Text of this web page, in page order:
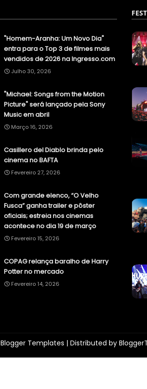
"Homem-Aranha: Um Novo Dia"
entra para o Top 3 de filmes mais
vendidos de 2026 na Ingresso.com
Julho 30, 2026
"Michael: Songs from the Motion
Picture" será lançado pela Sony
Music em abril
Março 16, 2026
Casillero del Diablo brinda pelo
cinema no BAFTA
Fevereiro 27, 2026
Com grande elenco, “O Velho
Fusca” ganha trailer e pôster
oficiais; estreia nos cinemas
acontece no dia 19 de março
Fevereiro 15, 2026
COPAG relança baralho de Harry
Potter no mercado
Fevereiro 14, 2026
Blogger Templates | Distributed by